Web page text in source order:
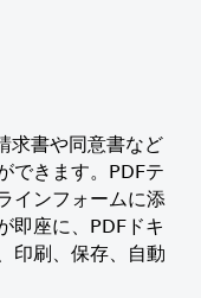
求書や同意書など
できます。PDFテ
インフォームに添
即座に、PDFドキ
印刷、保存、自動